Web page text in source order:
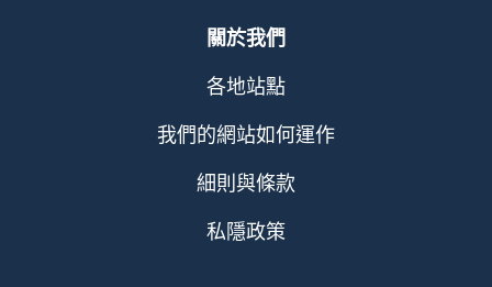
關於我們
各地站點
我們的網站如何運作
細則與條款
私隱政策